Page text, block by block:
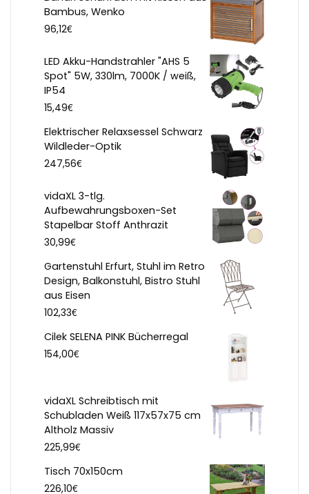
Bambus, Wenko
96,12€
LED Akku-Handstrahler "AHS 5
Spot" 5W, 330lm, 7000K / weiß,
IP54
15,49€
Elektrischer Relaxsessel Schwarz
Wildleder-Optik
247,56€
vidaXL 3-tlg.
Aufbewahrungsboxen-Set
Stapelbar Stoff Anthrazit
30,99€
Gartenstuhl Erfurt, Stuhl im Retro
Design, Balkonstuhl, Bistro Stuhl
aus Eisen
102,33€
Cilek SELENA PINK Bücherregal
154,00€
vidaXL Schreibtisch mit
Schubladen Weiß 117x57x75 cm
Altholz Massiv
225,99€
Tisch 70x150cm
226,10€